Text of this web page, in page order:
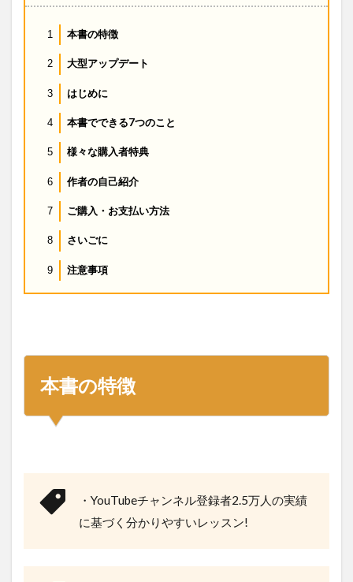
1 本書の特徴
2 大型アップデート
3 はじめに
4 本書でできる7つのこと
5 様々な購入者特典
6 作者の自己紹介
7 ご購入・お支払い方法
8 さいごに
9 注意事項
本書の特徴
・YouTubeチャンネル登録者2.5万人の実績
に基づく分かりやすいレッスン!